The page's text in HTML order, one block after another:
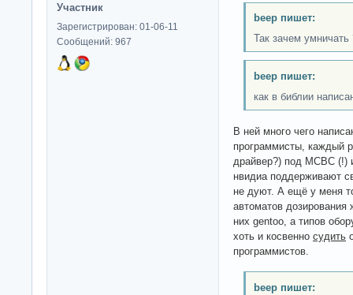
Участник
Зарегистрирован: 01-06-11
Сообщений: 967
beep пишет:
Так зачем умничать
beep пишет:
как в библии
В ней много чего
программисты, каждый
драйвер?) под МСВС (!)
нвидиа поддерживают
не дуют. А ещё у меня
автоматов
них gentoo, а типов
хоть и косвенно судить
программистов.
beep пишет: